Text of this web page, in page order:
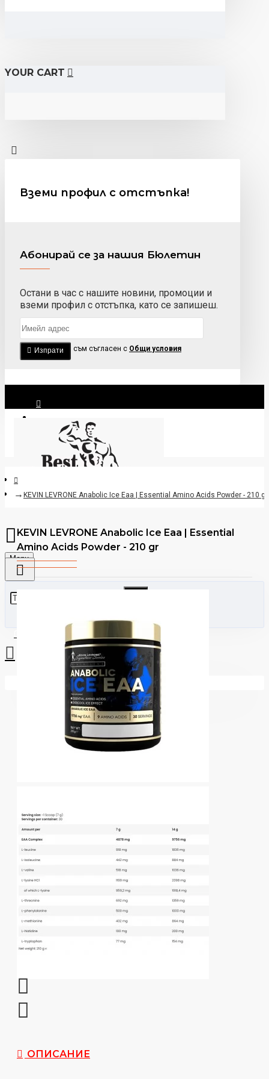
YOUR CART
Вземи профил с отстъпка!
Абонирай се за нашия Бюлетин
Остани в час с нашите новини, промоции и
вземи профил с отстъпка, като се запишеш.
Изпрати
Прочетох и съм съгласен с Общи условия
Регистрация
Menu
Вашата количка е празна!
KEVIN LEVRONE Anabolic Ice Eaa | Essential Amino Acids Powder - 210 gr
KEVIN LEVRONE Anabolic Ice Eaa | Essential
Amino Acids Powder - 210 gr
ОПИСАНИЕ